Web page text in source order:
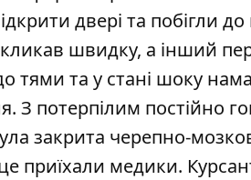
двері та побігли
швидку, а інший
та у стані шоку
З потерпілим постійно
закрита черепно-
приїхали медики.